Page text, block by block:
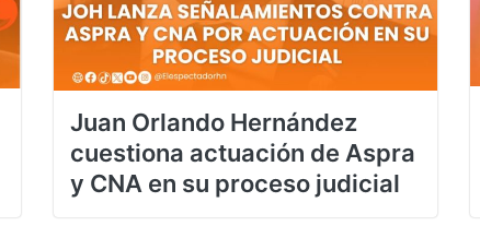
Juan Orlando Hernández
cuestiona actuación de Aspra
y CNA en su proceso judicial